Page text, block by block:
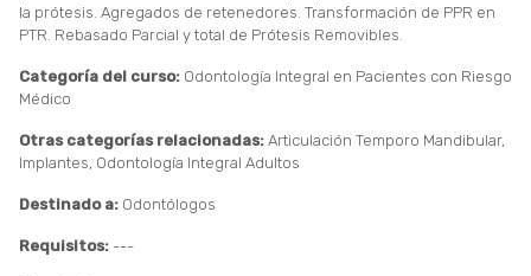
la prótesis. Agregados de retenedores. Transformación de PPR en
PTR. Rebasado Parcial y total de Prótesis Removibles.
Categoría del curso: Odontología Integral en Pacientes con Riesgo
Médico
Otras categorías relacionadas: Articulación Temporo Mandibular,
Implantes, Odontología Integral Adultos
Destinado a: Odontólogos
Requisitos: ---